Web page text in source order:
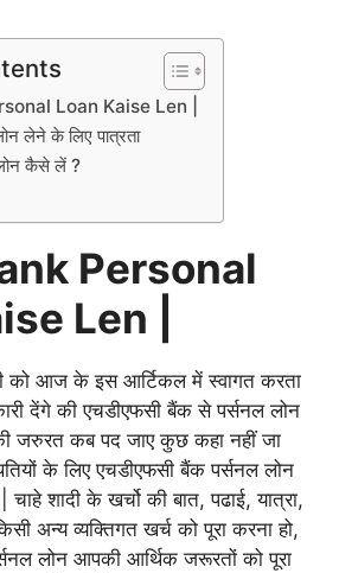
Loan Kaise Len |
लेने के लिए पात्रता
कैसे लें ?
Personal
Len |
को आज के इस आर्टिकल में स्वागत करता
देंगे की एचडीएफसी बैंक से पर्सनल लोन
जरुरत कब पद जाए कुछ कहा नहीं जा
के लिए एचडीएफसी बैंक पर्सनल लोन
शादी के खर्चो की बात, पढाई, यात्रा,
अन्य व्यक्तिगत खर्च को पूरा करना हो,
लोन आपकी आर्थिक जरूरतों को पूरा